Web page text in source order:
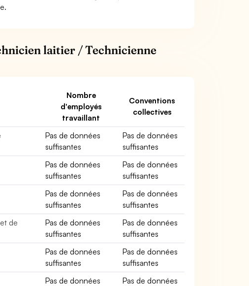
laitier / Technicienne
Nombre
d'employés
travaillant
Conventions
collectives
Pas de données
suffisantes
Pas de données
suffisantes
Pas de données
suffisantes
Pas de données
suffisantes
Pas de données
suffisantes
Pas de données
suffisantes
de
Pas de données
suffisantes
Pas de données
suffisantes
Pas de données
suffisantes
Pas de données
suffisantes
Pas de données
Pas de données